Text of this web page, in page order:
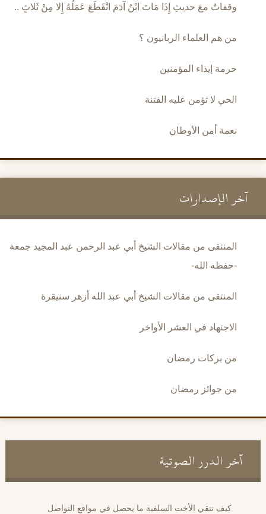
وقفاتٌ معَ حديثِ إِذَا مَاتَ ابْنُ آدَمَ انْقَطَعَ عَمَلُهُ إِلا مِنْ ثَلاثٍ ..
من هم العلماء الربانيون ؟
حرمة إيذاء المؤمنين
الحي لا تؤمن عليه الفتنة
نعمة أمن الأوطان
آخر الإصدارات
المنتقى من مقالات الشيخ أبي عبد الرحمن عبد المجيد جمعة
-حفظه الله-
المنتقى من مقالات الشيخ أبي عبد الله أزهر سنيقرة
الاجتهاد في العشر الأواخر
من بركات رمضان
من جوائز رمضان
آخر الدرر الصوتية
كيف تتقي الأخت السلفية ما يحصل في مواقع التواصل